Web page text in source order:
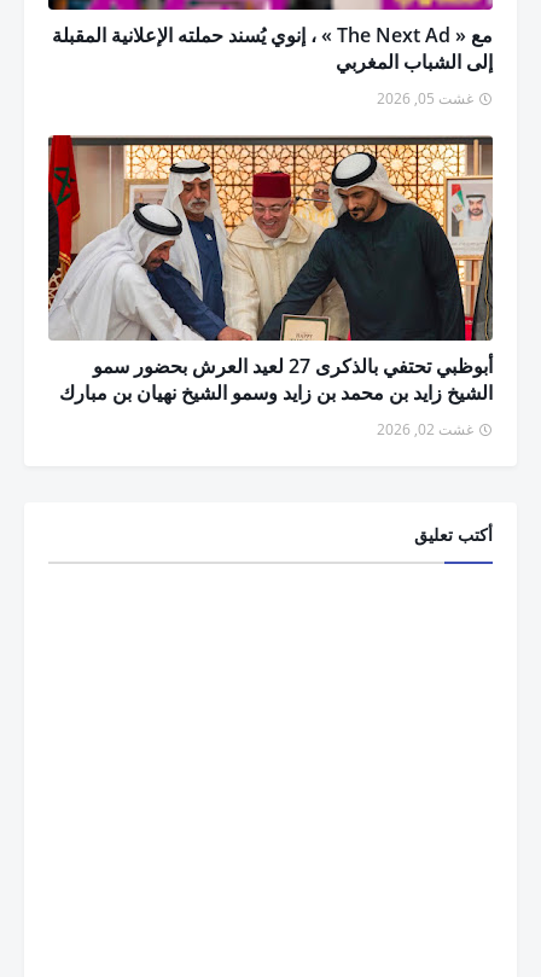
مع « The Next Ad » ، إنوي يُسند حملته الإعلانية المقبلة
إلى الشباب المغربي
غشت 05, 2026
أبوظبي تحتفي بالذكرى 27 لعيد العرش بحضور سمو
الشيخ زايد بن محمد بن زايد وسمو الشيخ نهيان بن مبارك
غشت 02, 2026
أكتب تعليق